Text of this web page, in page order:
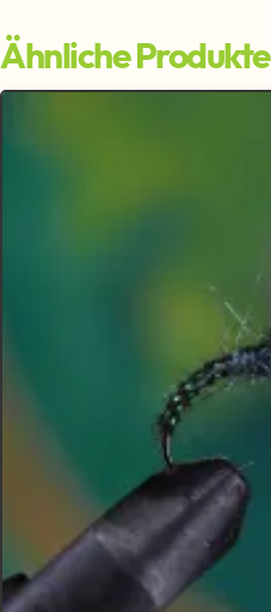
Ähnliche Produkte